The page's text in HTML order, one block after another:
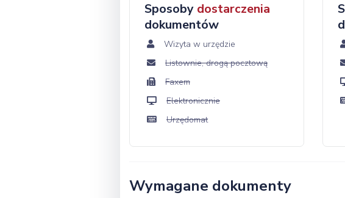
Sposoby dostarczenia
dokumentów
Wizyta w urzędzie
Listownie, drogą pocztową
Faxem
Elektronicznie
Urzędomat
Wymagane dokumenty